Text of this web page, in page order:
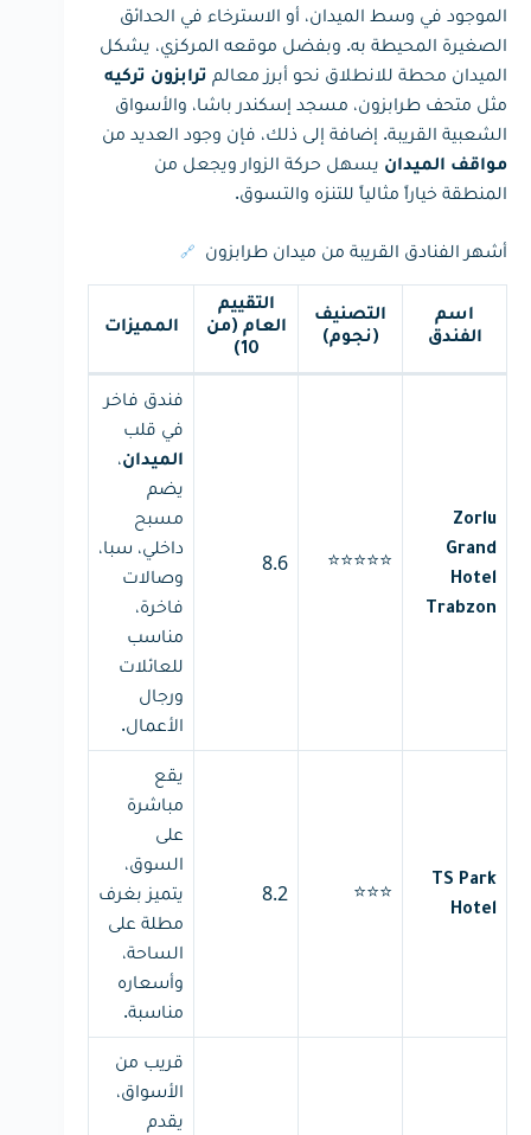
الموجود في وسط الميدان، أو الاسترخاء في الحدائق
الصغيرة المحيطة به. وبفضل موقعه المركزي، يشكل
الميدان محطة للانطلاق نحو أبرز معالم ترابزون تركيه
مثل متحف طرابزون، مسجد إسكندر باشا، والأسواق
الشعبية القريبة. إضافة إلى ذلك، فإن وجود العديد من
مواقف الميدان يسهل حركة الزوار ويجعل من
المنطقة خياراً مثالياً للتنزه والتسوق.
أشهر الفنادق القريبة من ميدان طرابزون 🔗
اسم
الفندق
التصنيف
(نجوم)
التقييم
العام (من
10)
المميزات
Zorlu
Grand
Hotel
Trabzon
⭐⭐⭐⭐⭐
8.6
فندق فاخر
في قلب
الميدان،
يضم
مسبح
داخلي، سبا،
وصالات
فاخرة،
مناسب
للعائلات
ورجال
الأعمال.
TS Park
Hotel
⭐⭐⭐
8.2
يقع
مباشرة
على
السوق،
يتميز بغرف
مطلة على
الساحة،
وأسعاره
مناسبة.
قريب من
الأسواق،
يقدم